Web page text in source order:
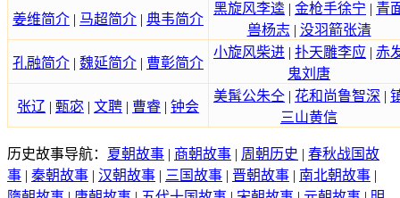
姜维简介 | 马超简介 | 典韦简介
黑旋风李逵 | 金枪手徐宁 | 青
兽杨志| 没羽箭张清
孔融简介 | 魏延简介 | 曹彰简介
小旋风柴进 | 扑天雕李应 | 赤
鬼刘唐
张辽 | 甄宓 | 文聘 | 曹睿 | 钟会
美髯公朱仝 | 花和尚鲁智深 |
三山黄信
历史故事导航： 夏朝故事 | 商朝故事 | 周朝历史 | 春秋战国故
事 | 秦朝故事 | 汉朝故事 | 三国故事 | 晋朝故事 | 南北朝故事 |